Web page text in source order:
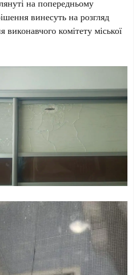
на попередньому
винесуть на розгляд
виконавчого комітету міської